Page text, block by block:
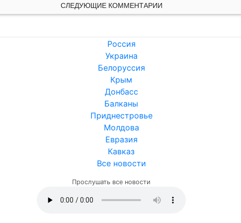
СЛЕДУЮЩИЕ КОММЕНТАРИИ
Россия
Украина
Белоруссия
Крым
Донбасс
Балканы
Приднестровье
Молдова
Евразия
Кавказ
Все новости
Прослушать все новости